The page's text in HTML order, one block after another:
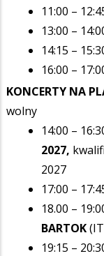
11:00 –
13:00 –
14:15 –
16:00 –
KONCERTY NA
wolny
14:00 –
2027,
2027
17:00 –
18.00 –
BARTOK
19:15 –